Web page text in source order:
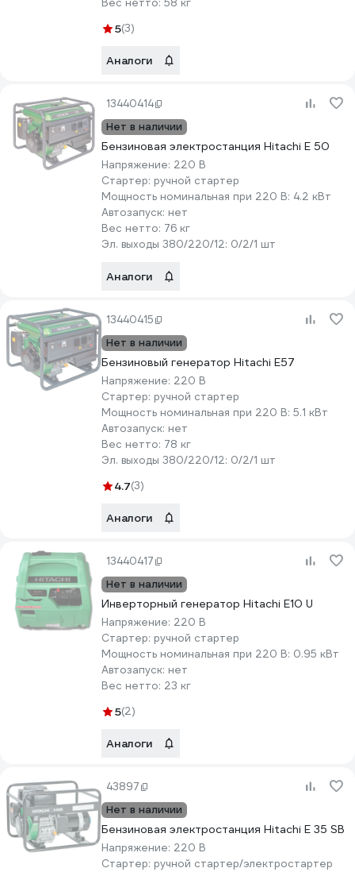
Вес нетто: 58 кг
5(3)
Аналоги
13440414
Нет в наличии
Бензиновая электростанция Hitachi E 50
Напряжение: 220 В
Стартер: ручной стартер
Мощность номинальная при 220 В: 4.2 кВт
Автозапуск: нет
Вес нетто: 76 кг
Эл. выходы 380/220/12: 0/2/1 шт
Аналоги
13440415
Нет в наличии
Бензиновый генератор Hitachi E57
Напряжение: 220 В
Стартер: ручной стартер
Мощность номинальная при 220 В: 5.1 кВт
Автозапуск: нет
Вес нетто: 78 кг
Эл. выходы 380/220/12: 0/2/1 шт
4.7(3)
Аналоги
13440417
Нет в наличии
Инверторный генератор Hitachi E10 U
Напряжение: 220 В
Стартер: ручной стартер
Мощность номинальная при 220 В: 0.95 кВт
Автозапуск: нет
Вес нетто: 23 кг
5(2)
Аналоги
43897
Нет в наличии
Бензиновая электростанция Hitachi E 35 SB
Напряжение: 220 В
Стартер: ручной стартер/электростартер